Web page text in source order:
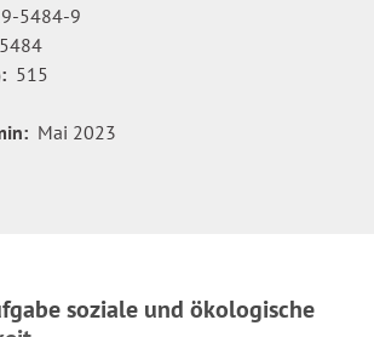
5484-9
5484
515
Mai 2023
soziale und ökologische